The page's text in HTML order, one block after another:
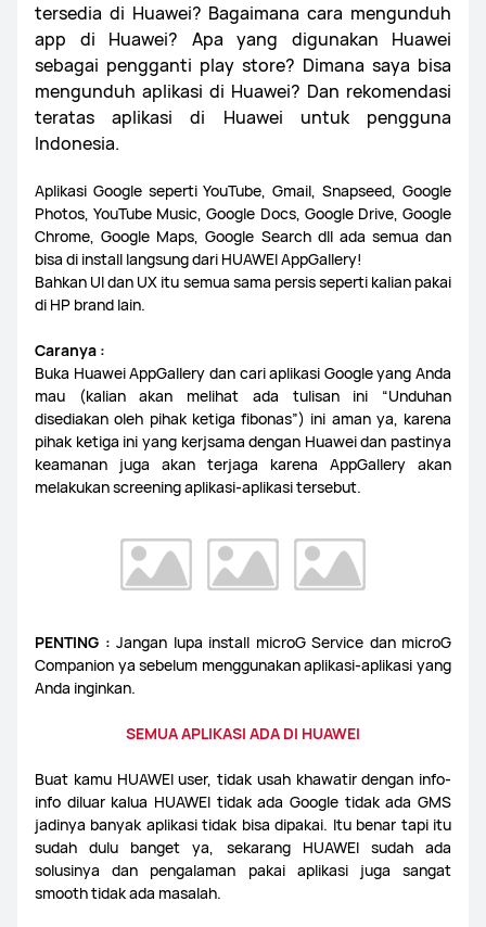
tersedia di Huawei? Bagaimana cara mengunduh
app di Huawei? Apa yang digunakan Huawei
sebagai pengganti play store? Dimana saya bisa
mengunduh aplikasi di Huawei? Dan rekomendasi
teratas aplikasi di Huawei untuk pengguna
Indonesia.
Aplikasi Google seperti YouTube, Gmail, Snapseed, Google
Photos, YouTube Music, Google Docs, Google Drive, Google
Chrome, Google Maps, Google Search dll ada semua dan
bisa di install langsung dari HUAWEI AppGallery!
Bahkan UI dan UX itu semua sama persis seperti kalian pakai
di HP brand lain.
Caranya :
Buka Huawei AppGallery dan cari aplikasi Google yang Anda
mau (kalian akan melihat ada tulisan ini “Unduhan
disediakan oleh pihak ketiga fibonas”) ini aman ya, karena
pihak ketiga ini yang kerjsama dengan Huawei dan pastinya
keamanan juga akan terjaga karena AppGallery akan
melakukan screening aplikasi-aplikasi tersebut.
PENTING : Jangan lupa install microG Service dan microG
Companion ya sebelum menggunakan aplikasi-aplikasi yang
Anda inginkan.
SEMUA APLIKASI ADA DI HUAWEI
Buat kamu HUAWEI user, tidak usah khawatir dengan info-
info diluar kalua HUAWEI tidak ada Google tidak ada GMS
jadinya banyak aplikasi tidak bisa dipakai. Itu benar tapi itu
sudah dulu banget ya, sekarang HUAWEI sudah ada
solusinya dan pengalaman pakai aplikasi juga sangat
smooth tidak ada masalah.